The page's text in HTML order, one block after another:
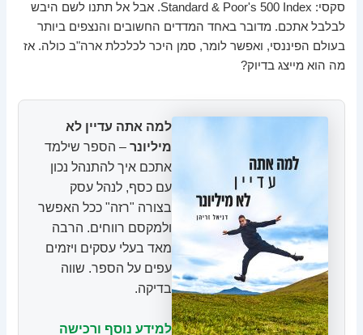
סקסי: Standard & Poor's 500 Index. אבל אל תתנו לשם היבש
לבלבל אתכם. מדובר באחד המדדים החשובים והנצפים ביותר
בעולם הפיננסי, ואפשר לומר, סמן היכר לכלכלת ארה"ב כולה. אז
מה הוא מייצג בדיוק?
למה אתה עדיין לא
מיליונר – הספר שילמד
אתכם איך להתנהל נכון
עם כסף, לנהל עסק
בצורה "רזה" ככל האפשר
ולמקסם רווחים. הרבה
מאד בעלי עסקים ויזמים
עפים על הספר. שווה
בדיקה.
למידע נוסף ורכישה